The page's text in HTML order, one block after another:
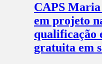
CAPS Maria
em projeto
qualificação
gratuita em